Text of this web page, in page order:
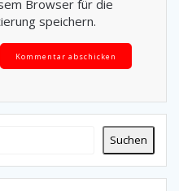
Browser für die
speichern.
Suchen